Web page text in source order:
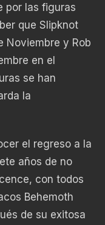
por las figuras
que Slipknot
Noviembre y Rob
en el
se han
la
el regreso a la
años de no
con todos
Behemoth
de su exitosa